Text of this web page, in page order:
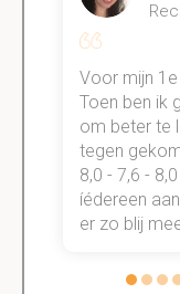
Voor mijn
Toen ben ik
om beter te
tegen
8,0 - 7,6 -
íédereen
er zo blij